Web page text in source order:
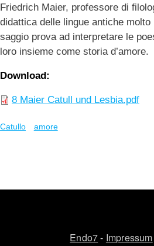
Friedrich Maier, professore di
didattica delle lingue antiche molto
saggio prova ad interpretare le
loro insieme come storia d’amore.
Download
8 Maier Catull und Lesbia.pdf
Catullo amore
Endo7- Impressum